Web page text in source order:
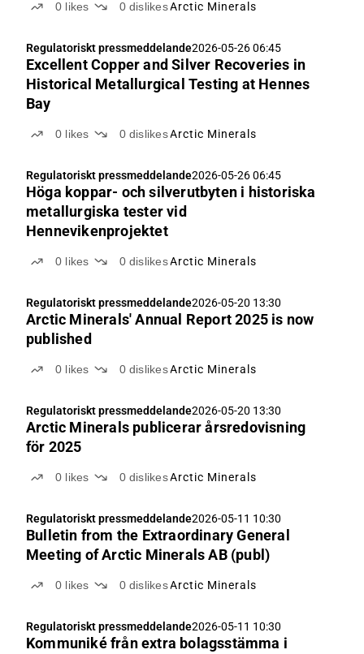
0 likes 0 dislikesArctic Minerals
Regulatoriskt pressmeddelande2026-05-26 06:45
Excellent Copper and Silver Recoveries in
Historical Metallurgical Testing at Hennes
Bay
0 likes 0 dislikesArctic Minerals
Regulatoriskt pressmeddelande2026-05-26 06:45
Höga koppar- och silverutbyten i historiska
metallurgiska tester vid
Hennevikenprojektet
0 likes 0 dislikesArctic Minerals
Regulatoriskt pressmeddelande2026-05-20 13:30
Arctic Minerals' Annual Report 2025 is now
published
0 likes 0 dislikesArctic Minerals
Regulatoriskt pressmeddelande2026-05-20 13:30
Arctic Minerals publicerar årsredovisning
för 2025
0 likes 0 dislikesArctic Minerals
Regulatoriskt pressmeddelande2026-05-11 10:30
Bulletin from the Extraordinary General
Meeting of Arctic Minerals AB (publ)
0 likes 0 dislikesArctic Minerals
Regulatoriskt pressmeddelande2026-05-11 10:30
Kommuniké från extra bolagsstämma i